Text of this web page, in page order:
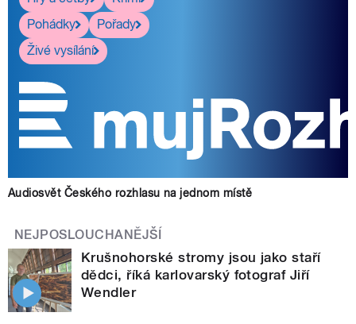
Pohádky
Pořady
Živé vysílání
Audiosvět Českého rozhlasu na jednom místě
NEJPOSLOUCHANĚJŠÍ
Krušnohorské stromy jsou jako staří
dědci, říká karlovarský fotograf Jiří
Wendler